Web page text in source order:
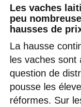
Les vaches
peu
hausses de
La hausse
les vaches sont
question de
pousse les
réformes. Sur